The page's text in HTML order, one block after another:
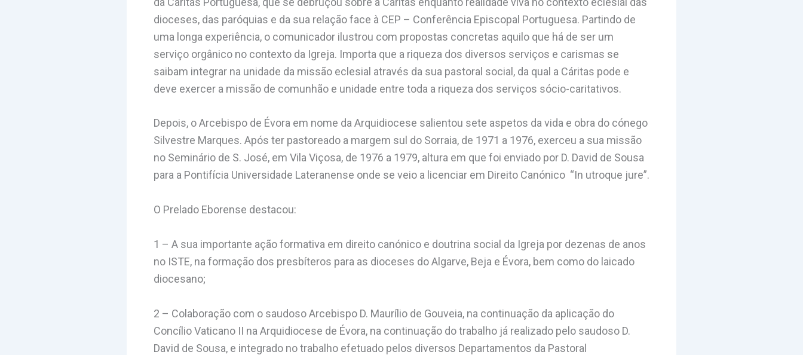
dioceses, das paróquias e da sua relação face à CEP – Conferência Episcopal Portuguesa. Partindo de
uma longa experiência, o comunicador ilustrou com propostas concretas aquilo que há de ser um
serviço orgânico no contexto da Igreja. Importa que a riqueza dos diversos serviços e carismas se
saibam integrar na unidade da missão eclesial através da sua pastoral social, da qual a Cáritas pode e
deve exercer a missão de comunhão e unidade entre toda a riqueza dos serviços sócio-caritativos.
Depois, o Arcebispo de Évora em nome da Arquidiocese salientou sete aspetos da vida e obra do cónego
Silvestre Marques. Após ter pastoreado a margem sul do Sorraia, de 1971 a 1976, exerceu a sua missão
no Seminário de S. José, em Vila Viçosa, de 1976 a 1979, altura em que foi enviado por D. David de Sousa
para a Pontifícia Universidade Lateranense onde se veio a licenciar em Direito Canónico “In utroque jure”.
O Prelado Eborense destacou:
1 – A sua importante ação formativa em direito canónico e doutrina social da Igreja por dezenas de anos
no ISTE, na formação dos presbíteros para as dioceses do Algarve, Beja e Évora, bem como do laicado
diocesano;
2 – Colaboração com o saudoso Arcebispo D. Maurílio de Gouveia, na continuação da aplicação do
Concílio Vaticano II na Arquidiocese de Évora, na continuação do trabalho já realizado pelo saudoso D.
David de Sousa, e integrado no trabalho efetuado pelos diversos Departamentos da Pastoral